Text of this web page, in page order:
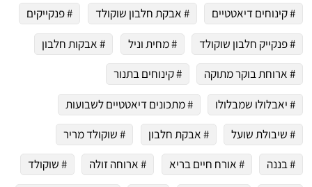
# קינוחים דיאטטיים
# אבקת חלבון שוקולד
# פנקייקים
# פנקייק חלבון שוקולד
# מחית וניל
# אבקות חלבון
# ארוחת בוקר מתוקה
# קינוחים בתנור
# יאבלולו שמבלולו
# מתכונים דיאטטיים לשבועות
# שיבולת שועל
# אבקת חלבון
# שוקולד מריר
# בננה
# אורח חיים בריא # ארוחה זולה
# שוקולד